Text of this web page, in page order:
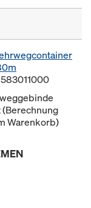
Warenkorb)